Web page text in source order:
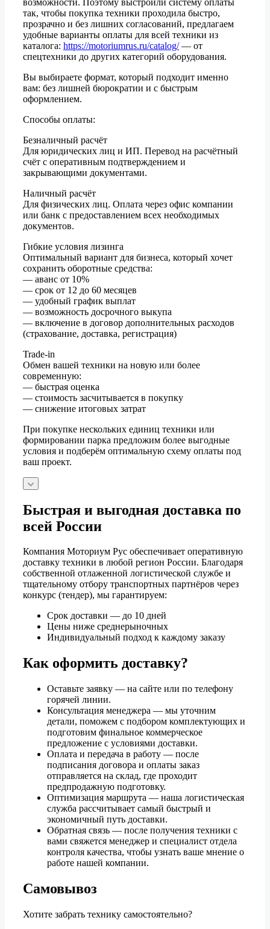
так, чтобы покупка техники проходила быстро,
прозрачно и без лишних согласований, предлагаем
удобные варианты оплаты для всей техники из
каталога: https://motoriumrus.ru/catalog/— от
спецтехники до других категорий оборудования.
Вы выбираете формат, который подходит именно
вам: без лишней бюрократии и с быстрым
оформлением.
Способы оплаты:
Безналичный расчёт
Для юридических лиц и ИП. Перевод на расчётный
счёт с оперативным подтверждением и
закрывающими документами.
Наличный расчёт
Для физических лиц. Оплата через офис компании
или банк с предоставлением всех необходимых
документов.
Гибкие условия лизинга
Оптимальный вариант для бизнеса, который хочет
сохранить оборотные средства:
— аванс от 10%
— срок от 12 до 60 месяцев
— удобный график выплат
— возможность досрочного выкупа
— включение в договор дополнительных расходов
(страхование, доставка, регистрация)
Trade-in
Обмен вашей техники на новую или более
современную:
— быстрая оценка
— стоимость засчитывается в покупку
— снижение итоговых затрат
При покупке нескольких единиц техники или
формировании парка предложим более выгодные
условия и подберём оптимальную схему оплаты под
ваш проект.
Быстрая и выгодная доставка по
всей России
Компания Моториум Рус обеспечивает оперативную
доставку техники в любой регион России. Благодаря
собственной отлаженной логистической службе и
тщательному отбору транспортных партнёров через
конкурс (тендер), мы гарантируем:
Срок доставки — до 10 дней
Цены ниже среднерыночных
Индивидуальный подход к каждому заказу
Как оформить доставку?
Оставьте заявку — на сайте или по телефону
горячей линии.
Консультация менеджера — мы уточним
детали, поможем с подбором комплектующих и
подготовим финальное коммерческое
предложение с условиями доставки.
Оплата и передача в работу — после
подписания договора и оплаты заказ
отправляется на склад, где проходит
предпродажную подготовку.
Оптимизация маршрута — наша логистическая
служба рассчитывает самый быстрый и
экономичный путь доставки.
Обратная связь — после получения техники с
вами свяжется менеджер и специалист отдела
контроля качества, чтобы узнать ваше мнение о
работе нашей компании.
Самовывоз
Хотите забрать технику самостоятельно?